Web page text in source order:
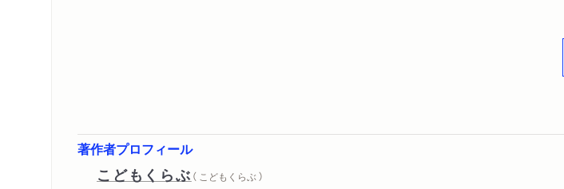
著作者プロフィール
こどもくらぶ （ こどもくらぶ ）